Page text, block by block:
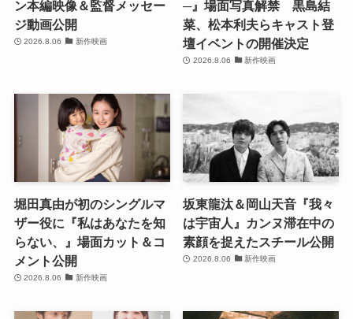
ン本編映像＆監督メッセー
ジ動画公開
2026.8.06 新作映画
─』場面写真解禁 黒島結
菜、松本利夫らキャスト登
壇イベントの開催決定
2026.8.06 新作映画
堀田真由が初のシングルマ
ザー役に『私はあなたを知
らない、』場面カット＆コ
メント公開
2026.8.06 新作映画
坂東龍汰＆岡山天音『我々
は宇宙人』カンヌ滞在中の
素顔を捉えたスチール公開
2026.8.06 新作映画